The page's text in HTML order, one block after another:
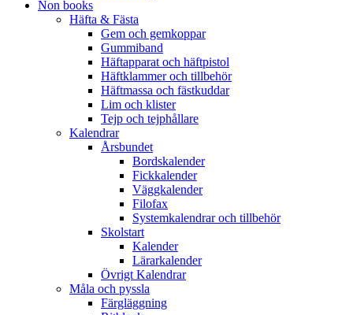
Non books
Häfta & Fästa
Gem och gemkoppar
Gummiband
Häftapparat och häftpistol
Häftklammer och tillbehör
Häftmassa och fästkuddar
Lim och klister
Tejp och tejphållare
Kalendrar
Årsbundet
Bordskalender
Fickkalender
Väggkalender
Filofax
Systemkalendrar och tillbehör
Skolstart
Kalender
Lärarkalender
Övrigt Kalendrar
Måla och pyssla
Färgläggning